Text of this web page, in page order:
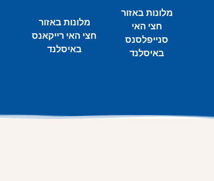
מלונות באזור
חצי האי
סנייפלסנס
באיסלנד
מלונות באזור
חצי האי רייקאנס
באיסלנד